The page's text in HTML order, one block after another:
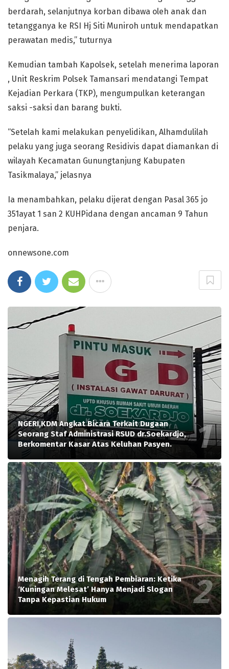
berdarah, selanjutnya korban dibawa oleh anak dan
tetangganya ke RSI Hj Siti Muniroh untuk mendapatkan
perawatan medis,” tuturnya
Kemudian tambah Kapolsek, setelah menerima laporan
, Unit Reskrim Polsek Tamansari mendatangi Tempat
Kejadian Perkara (TKP), mengumpulkan keterangan
saksi -saksi dan barang bukti.
“Setelah kami melakukan penyelidikan, Alhamdulilah
pelaku yang juga seorang Residivis dapat diamankan di
wilayah Kecamatan Gunungtanjung Kabupaten
Tasikmalaya,” jelasnya
Ia menambahkan, pelaku dijerat dengan Pasal 365 jo
351ayat 1 san 2 KUHPidana dengan ancaman 9 Tahun
penjara.
onnewsone.com
NGERI,KDM Angkat Bicara Terkait Dugaan
Seorang Staf Administrasi RSUD dr.Soekardjo,
Berkomentar Kasar Atas Keluhan Pasyen.
Menagih Terang di Tengah Pembiaran: Ketika
‘Kuningan Melesat’ Hanya Menjadi Slogan
Tanpa Kepastian Hukum